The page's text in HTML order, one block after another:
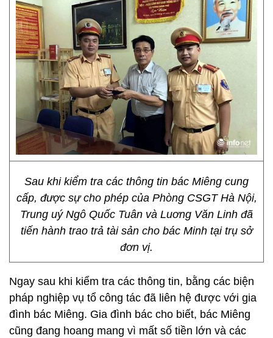
Sau khi kiểm tra các thông tin bác Miêng cung
cấp, được sự cho phép của Phòng CSGT Hà Nội,
Trung uý Ngô Quốc Tuân và Luơng Văn Linh đã
tiến hành trao trả tài sản cho bác Minh tại trụ sở
đơn vị.
Ngay sau khi kiểm tra các thông tin, bằng các biện
pháp nghiệp vụ tổ công tác đã liên hệ được với gia
đình bác Miêng. Gia đình bác cho biết, bác Miêng
cũng đang hoang mang vì mất số tiền lớn và các